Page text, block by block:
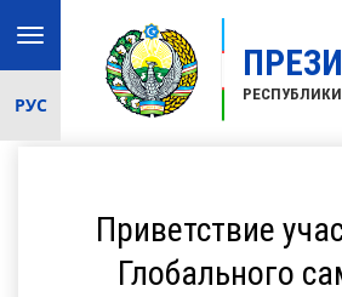
Toggle
navigation
РУС
Приветствие
Глобального